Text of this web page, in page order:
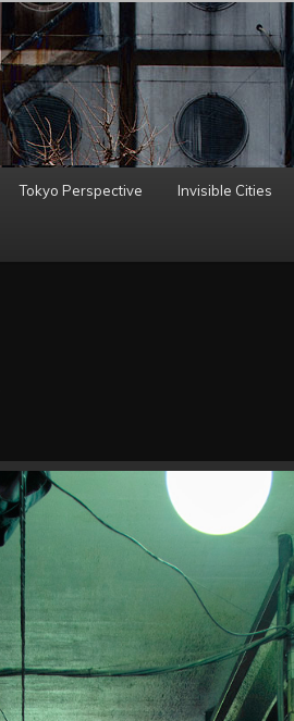
Tokyo Perspective Invisible Cities